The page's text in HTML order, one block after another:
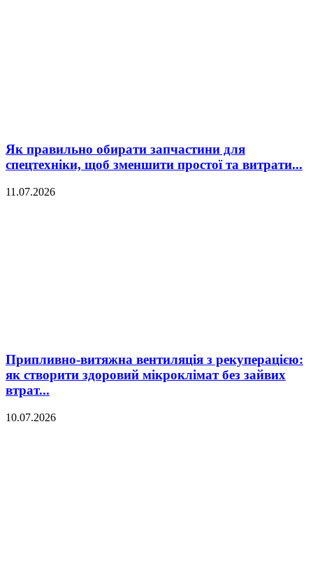
Як правильно обирати запчастини для
спецтехніки, щоб зменшити простої та витрати...
11.07.2026
Припливно-витяжна вентиляція з рекуперацією:
як створити здоровий мікроклімат без зайвих
втрат...
10.07.2026